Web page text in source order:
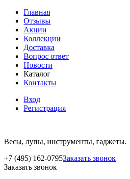
Главная
Отзывы
Акции
Коллекции
Доставка
Вопрос ответ
Новости
Каталог
Контакты
Вход
Регистрация
Весы, лупы, инструменты, гаджеты.
+7 (495) 162-0795Заказать звонок
Заказать звонок